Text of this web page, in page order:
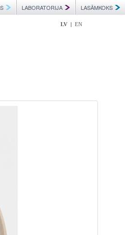
LABORATORIJA LASĀMKOKS
LV | EN